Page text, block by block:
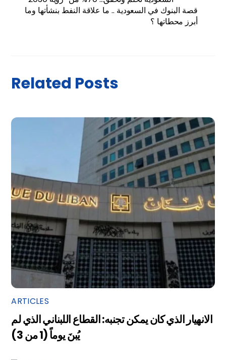
قصة البنوك في السعودية .. ما علاقة النفط بنشأتها وما
أبرز محطاتها ؟
Related Posts
ARTICLES
الانهيار الذي كان يمكن تجنبه: القطاع اللبناني الذي لم
يُبنَ يوماً (1 من 3)